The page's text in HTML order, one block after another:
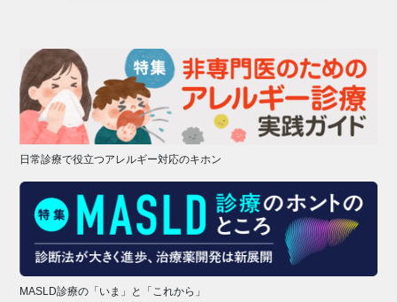
日常診療で役立つアレルギー対応のキホン
MASLD診療の「いま」と「これから」